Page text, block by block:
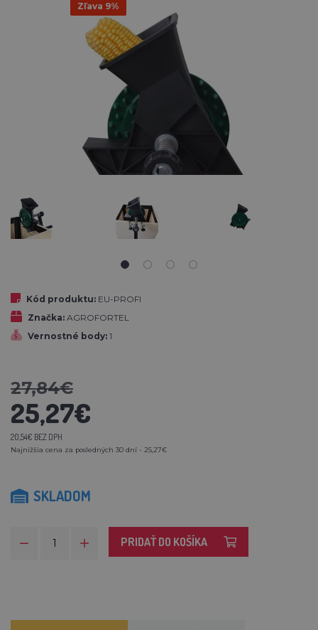
Zľava 9%
Kód produktu: EU-PROFI
Značka: AGROFORTEL
Vernostné body: 1
27,84€
25,27€
20,54€ BEZ DPH
Najnižšia cena za posledných 30 dní - 25,27€
SKLADOM
PRIDAŤ DO KOŠÍKA